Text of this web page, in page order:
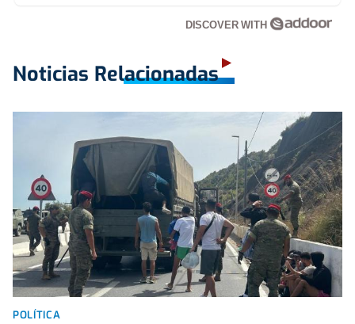
DISCOVER WITH
Noticias Relacionadas
POLÍTICA